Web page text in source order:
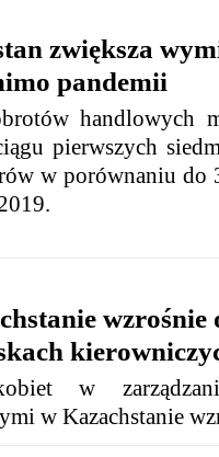
zwiększa
pandemii
handlowych
pierwszych
w porównaniu
wzrośnie
w
w Kazachstanie